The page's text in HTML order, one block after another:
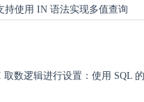
持使用 IN 语法实现多值查询
数逻辑进行设置： 使用 SQL